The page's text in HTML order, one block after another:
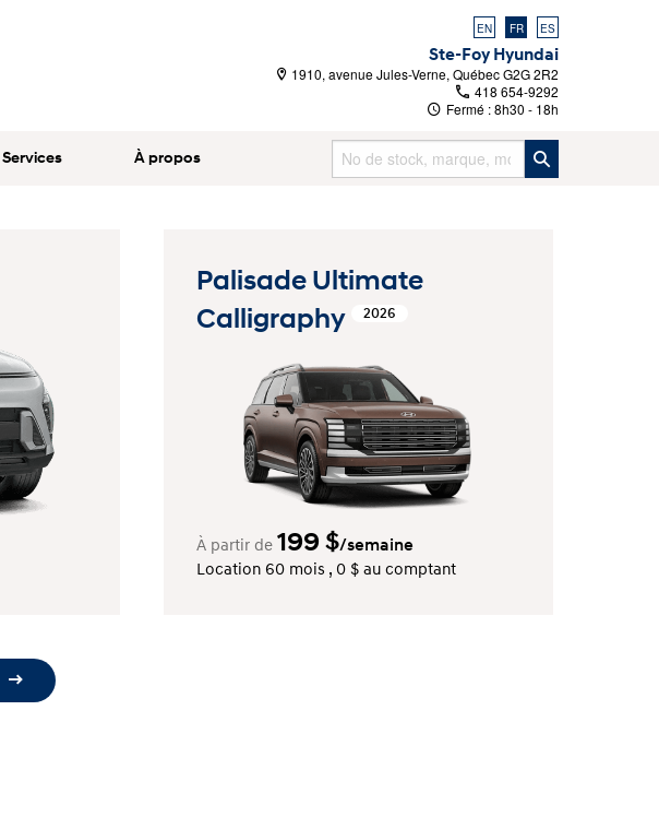
EN FR ES
Ste-Foy Hyundai
1910, avenue Jules-Verne, Québec G2G 2R2
418 654-9292
Fermé :8h30 - 18h
Services À propos
Palisade Ultimate
Calligraphy
2026
À partir de 199$/semaine
Location 60 mois , 0 $ au comptant